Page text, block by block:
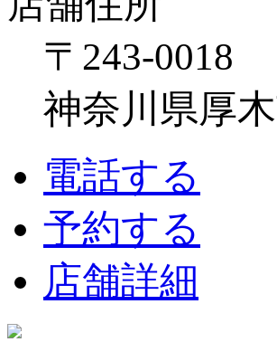
〒243-0018
神奈川県厚
電話する
予約する
店舗詳細